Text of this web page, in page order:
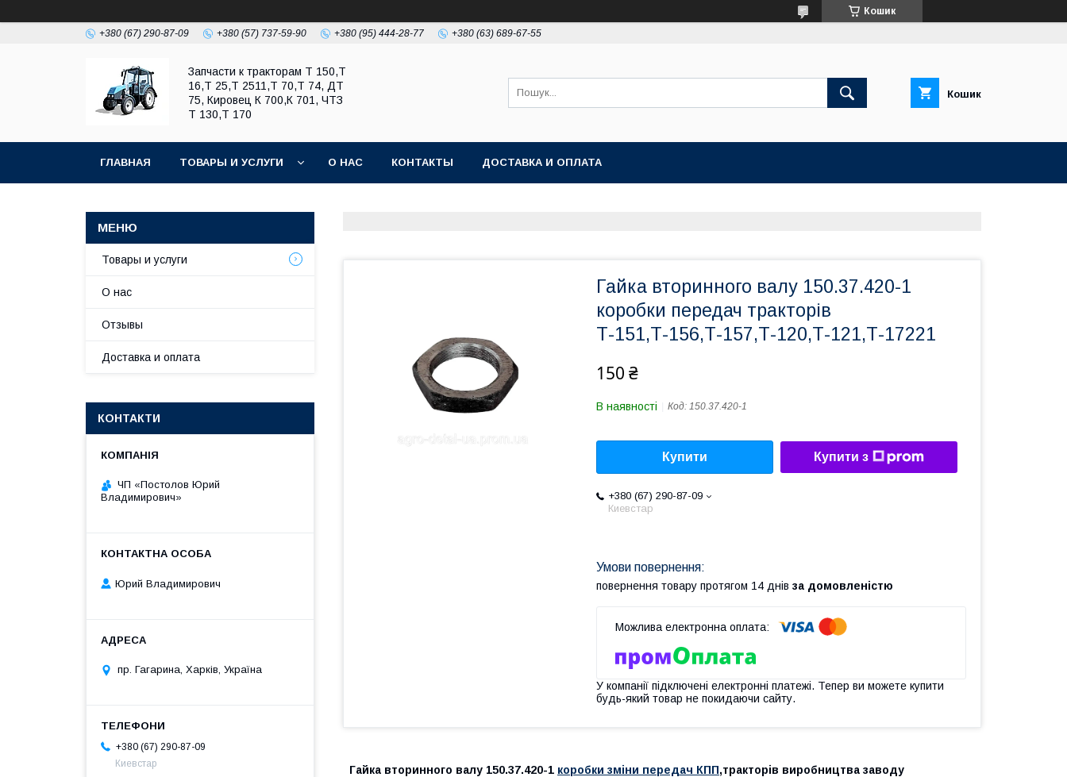
Кошик
+380 (67) 290-87-09 +380 (57) 737-59-90 +380 (95) 444-28-77 +380 (63) 689-67-55
Запчасти к тракторам Т 150,Т
16,Т 25,Т 2511,Т 70,Т 74, ДТ
75, Кировец К 700,К 701, ЧТЗ
Т 130,Т 170
Кошик
ГЛАВНАЯ ТОВАРЫ И УСЛУГИ О НАС КОНТАКТЫ ДОСТАВКА И ОПЛАТА
Гайка вторинного валу 150.37.420-1
коробки передач тракторів
Т-151,Т-156,Т-157,Т-120,Т-121,Т-17221
150 ₴
В наявності Код: 150.37.420-1
Купити Купити з
+380 (67) 290-87-09
Киевстар
повернення товару протягом 14 днів за домовленістю
У компанії підключені електронні платежі. Тепер ви можете купити
будь-який товар не покидаючи сайту.
Гайка вторинного валу 150.37.420-1 коробки зміни передач КПП,тракторів виробництва заводу
Товары и услуги
О нас
Отзывы
Доставка и оплата
КОНТАКТИ
ЧП «Постолов Юрий
Владимирович»
Юрий Владимирович
пр. Гагарина, Харків, Україна
+380 (67) 290-87-09
Киевстар